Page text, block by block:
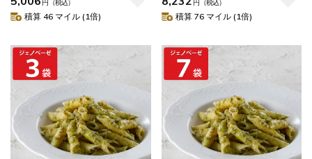
円 （税込）
積算 46 マイル (1倍)
円 （税込）
積算 76 マイル (1倍)